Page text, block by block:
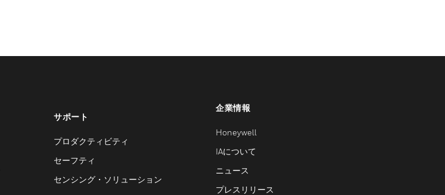
サポート
プロダクティビティ
セーフティ
センシング・ソリューション
企業情報
Honeywell
IAについて
ニュース
プレスリリース